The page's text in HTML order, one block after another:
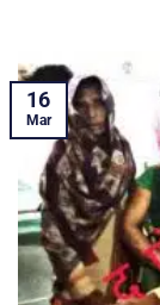
16
Mar